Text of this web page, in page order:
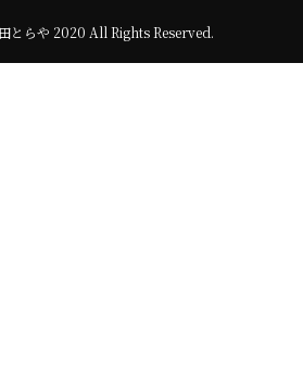
とらや 2020 All Rights Reserved.